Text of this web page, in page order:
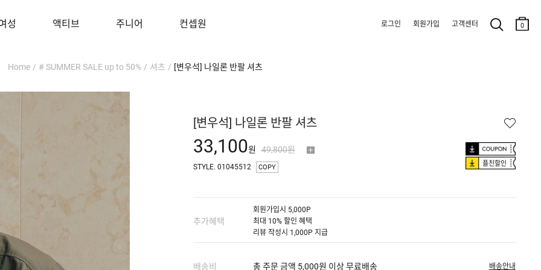
성 액티브 주니어 컨셉원 로그인 회원가입 고객센터 0
Home / # SUMMER SALE up to 50% / 셔츠 / [변우석] 나일론 반팔 셔츠
[변우석] 나일론 반팔 셔츠
33,100원 49,800원
플친할인
STYLE. 01045512 COPY
추가혜택
회원가입시 5,000P
최대 10% 할인 혜택
리뷰 작성시 1,000P 지급
배송비 총 주문 금액 5,000원 이상 무료배송 배송안내